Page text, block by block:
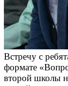
Встречу с
формате
второй школы